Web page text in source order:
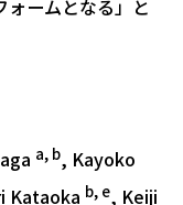
ォームとなる」と
a, b, Kayoko
Kataoka b, e, Keiji